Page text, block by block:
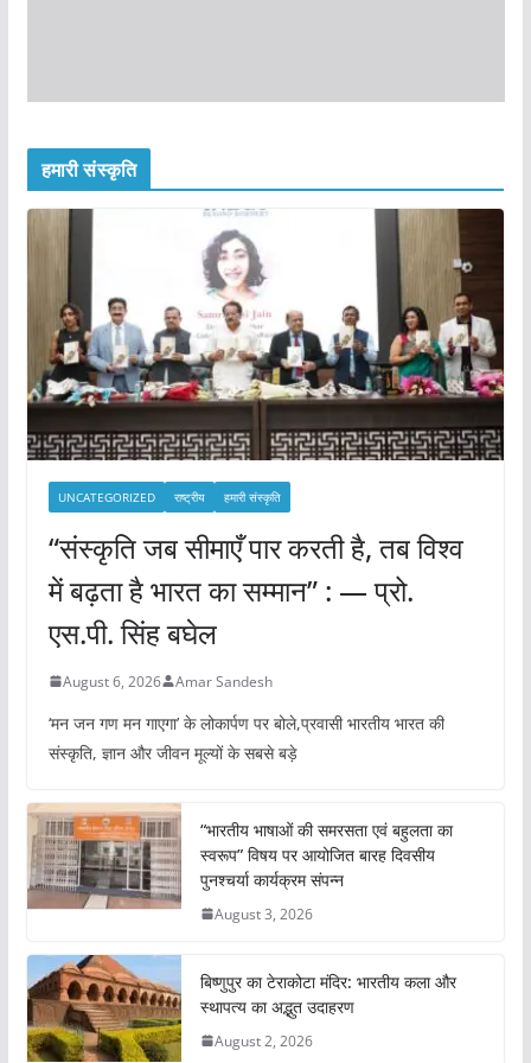
हमारी संस्कृति
UNCATEGORIZED राष्ट्रीय हमारी संस्कृति
“संस्कृति जब सीमाएँ पार करती है, तब विश्व
में बढ़ता है भारत का सम्मान” : — प्रो.
एस.पी. सिंह बघेल
August 6, 2026 Amar Sandesh
‘मन जन गण मन गाएगा’ के लोकार्पण पर बोले,प्रवासी भारतीय भारत की
संस्कृति, ज्ञान और जीवन मूल्यों के सबसे बड़े
“भारतीय भाषाओं की समरसता एवं बहुलता का
स्वरूप” विषय पर आयोजित बारह दिवसीय
पुनश्चर्या कार्यक्रम संपन्न
August 3, 2026
बिष्णुपुर का टेराकोटा मंदिर: भारतीय कला और
स्थापत्य का अद्भुत उदाहरण
August 2, 2026